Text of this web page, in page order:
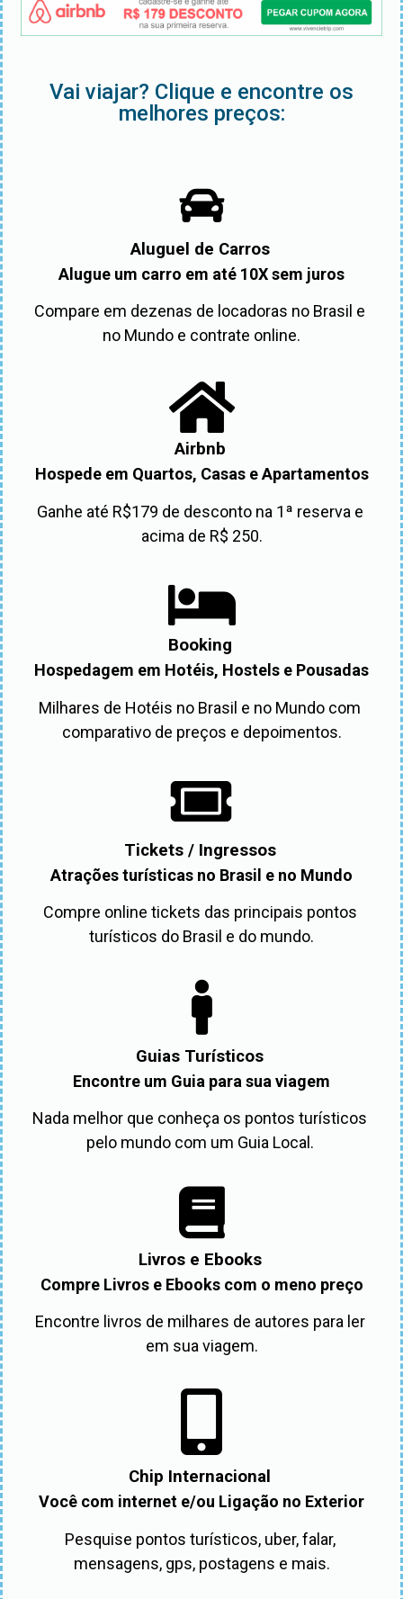
Vai viajar? Clique e encontre os
melhores preços:
Aluguel de Carros
Alugue um carro em até 10X sem juros
Compare em dezenas de locadoras no Brasil e
no Mundo e contrate online.
Airbnb
Hospede em Quartos, Casas e Apartamentos
Ganhe até R$179 de desconto na 1ª reserva e
acima de R$ 250.
Booking
Hospedagem em Hotéis, Hostels e Pousadas
Milhares de Hotéis no Brasil e no Mundo com
comparativo de preços e depoimentos.
Tickets / Ingressos
Atrações turísticas no Brasil e no Mundo
Compre online tickets das principais pontos
turísticos do Brasil e do mundo.
Guias Turísticos
Encontre um Guia para sua viagem
Nada melhor que conheça os pontos turísticos
pelo mundo com um Guia Local.
Livros e Ebooks
Compre Livros e Ebooks com o meno preço
Encontre livros de milhares de autores para ler
em sua viagem.
Chip Internacional
Você com internet e/ou Ligação no Exterior
Pesquise pontos turísticos, uber, falar,
mensagens, gps, postagens e mais.